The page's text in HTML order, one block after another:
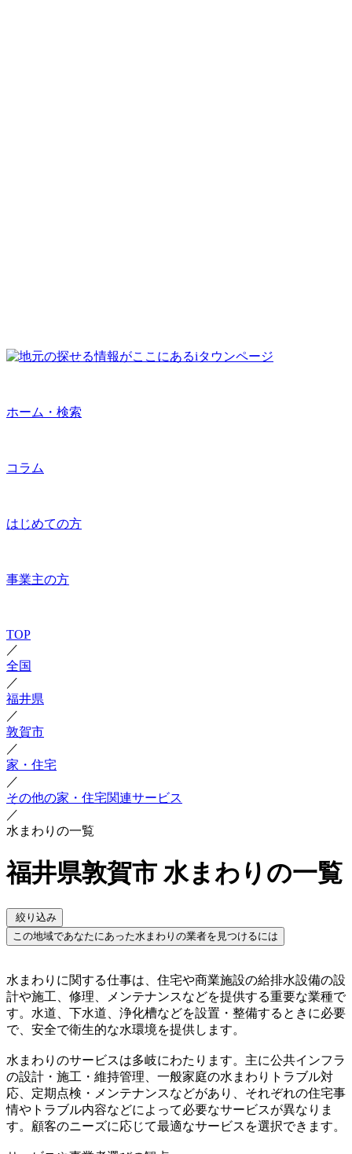
ホーム・検索
コラム
はじめての方
事業主の方
TOP
／
全国
／
福井県
／
敦賀市
／
家・住宅
／
その他の家・住宅関連サービス
／
水まわりの一覧
福井県敦賀市 水まわりの一覧
絞り込み
この地域であなたにあった水まわりの業者を見つけるには
水まわりに関する仕事は、住宅や商業施設の給排水設備の設
計や施工、修理、メンテナンスなどを提供する重要な業種で
す。水道、下水道、浄化槽などを設置・整備するときに必要
で、安全で衛生的な水環境を提供します。
水まわりのサービスは多岐にわたります。主に公共インフラ
の設計・施工・維持管理、一般家庭の水まわりトラブル対
応、定期点検・メンテナンスなどがあり、それぞれの住宅事
情やトラブル内容などによって必要なサービスが異なりま
す。顧客のニーズに応じて最適なサービスを選択できます。